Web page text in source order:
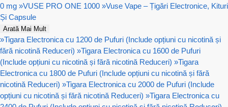
0 mg »VUSE PRO ONE 1000 »Vuse Vape – Țigări Electronice, Kituri
Și Capsule
Arată Mai Mult
»Tigara Electronica cu 1200 de Pufuri (Include opțiuni cu nicotină și
fără nicotină Reduceri) »Tigara Electronica cu 1600 de Pufuri
(Include opțiuni cu nicotină și fără nicotină Reduceri) »Tigara
Electronica cu 1800 de Pufuri (Include opțiuni cu nicotină și fără
nicotină Reduceri) »Tigara Electronica cu 2000 de Pufuri (Include
opțiuni cu nicotină și fără nicotină Reduceri) »Tigara Electronica cu